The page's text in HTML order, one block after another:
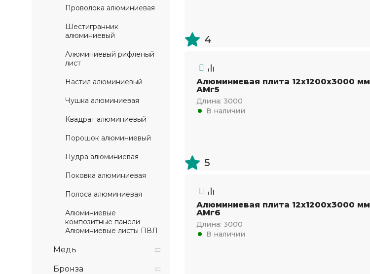
Проволока алюминиевая
Шестигранник
алюминиевый
Алюминиевый рифленый
лист
Настил алюминиевый
Чушка алюминиевая
Квадрат алюминиевый
Порошок алюминиевый
Пудра алюминиевая
Поковка алюминиевая
Полоса алюминиевая
Алюминиевые
композитные панели
Алюминиевые листы ПВЛ
Медь
Бронза
4
Алюминиевая плита 12x1200x3000 мм
АМг5
Длина: 3000
В наличии
5
Алюминиевая плита 12x1200x3000 мм
АМг6
Длина: 3000
В наличии